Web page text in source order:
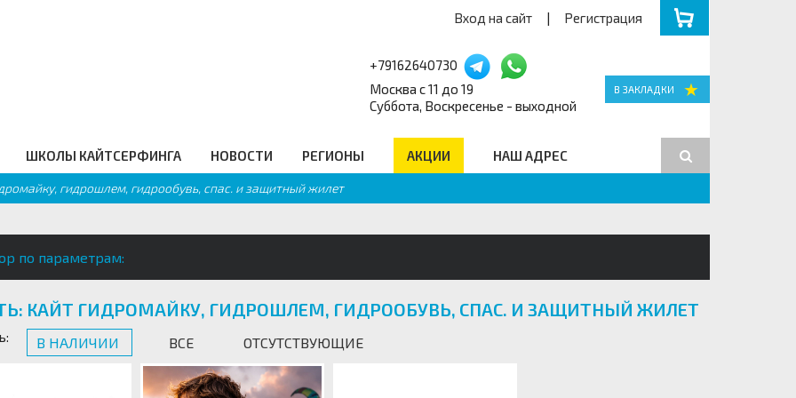
Вход на сайт | Регистрация
+79162640730
Москва с 11 до 19
Суббота, Воскресенье - выходной
Балансборды
Гидро Аксессуары
Промо
_
ШКОЛЫ КАЙТСЕРФИНГА НОВОСТИ
ссылки
РЕГИОНЫ АКЦИИ НАШ АДРЕС
гидрошлем, гидрообувь, спас. и защитный жилет
по параметрам:
КАЙТ ГИДРОМАЙКУ, ГИДРОШЛЕМ, ГИДРООБУВЬ, СПАС. И ЗАЩИТНЫЙ ЖИЛЕТ
В НАЛИЧИИ ВСЕ ОТСУТСТВУЮЩИЕ